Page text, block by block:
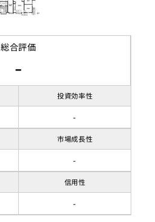
総合評価
-
投資効率性
-
市場成長性
-
信用性
-